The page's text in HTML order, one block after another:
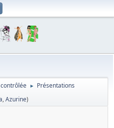
► Présentations
,Azurine)